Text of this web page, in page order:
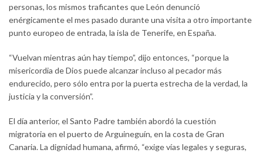
personas, los mismos traficantes que León denunció
enérgicamente el mes pasado durante una visita a otro importante
punto europeo de entrada, la isla de Tenerife, en España.
“Vuelvan mientras aún hay tiempo”, dijo entonces, “porque la
misericordia de Dios puede alcanzar incluso al pecador más
endurecido, pero sólo entra por la puerta estrecha de la verdad, la
justicia y la conversión”.
El día anterior, el Santo Padre también abordó la cuestión
migratoria en el puerto de Arguineguín, en la costa de Gran
Canaria. La dignidad humana, afirmó, “exige vías legales y seguras,